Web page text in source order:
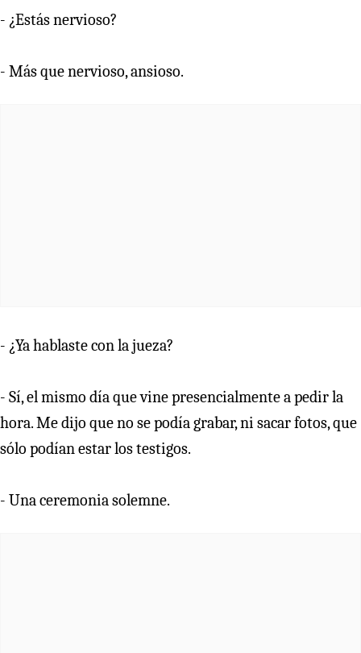
- ¿Estás nervioso?
- Más que nervioso, ansioso.
- ¿Ya hablaste con la jueza?
- Sí, el mismo día que vine presencialmente a pedir la
hora. Me dijo que no se podía grabar, ni sacar fotos, que
sólo podían estar los testigos.
- Una ceremonia solemne.